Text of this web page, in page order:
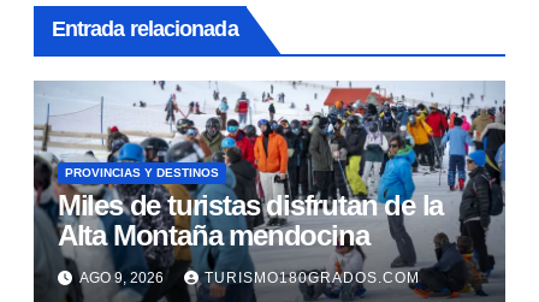
Entrada relacionada
PROVINCIAS Y DESTINOS
Miles de turistas disfrutan de la
Alta Montaña mendocina
AGO 9, 2026 TURISMO180GRADOS.COM